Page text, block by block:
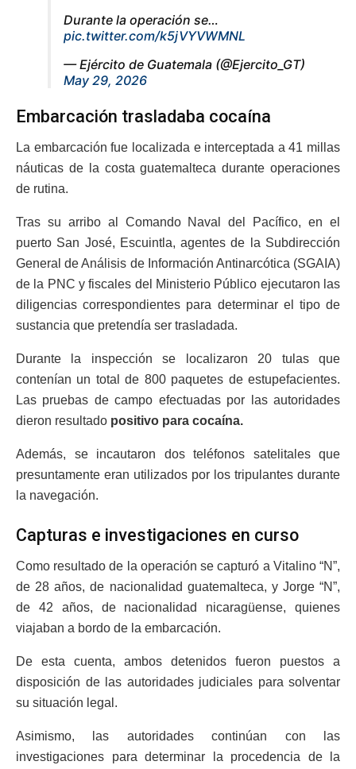
Durante la operación se…
pic.twitter.com/k5jVYVWMNL
— Ejército de Guatemala (@Ejercito_GT)
May 29, 2026
Embarcación trasladaba cocaína
La embarcación fue localizada e interceptada a 41 millas
náuticas de la costa guatemalteca durante operaciones
de rutina.
Tras su arribo al Comando Naval del Pacífico, en el
puerto San José, Escuintla, agentes de la Subdirección
General de Análisis de Información Antinarcótica (SGAIA)
de la PNC y fiscales del Ministerio Público ejecutaron las
diligencias correspondientes para determinar el tipo de
sustancia que pretendía ser trasladada.
Durante la inspección se localizaron 20 tulas que
contenían un total de 800 paquetes de estupefacientes.
Las pruebas de campo efectuadas por las autoridades
dieron resultado positivo para cocaína.
Además, se incautaron dos teléfonos satelitales que
presuntamente eran utilizados por los tripulantes durante
la navegación.
Capturas e investigaciones en curso
Como resultado de la operación se capturó a Vitalino “N”,
de 28 años, de nacionalidad guatemalteca, y Jorge “N”,
de 42 años, de nacionalidad nicaragüense, quienes
viajaban a bordo de la embarcación.
De esta cuenta, ambos detenidos fueron puestos a
disposición de las autoridades judiciales para solventar
su situación legal.
Asimismo, las autoridades continúan con las
investigaciones para determinar la procedencia de la